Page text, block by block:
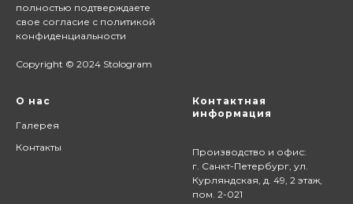
полностью подтверждаете
свое согласие с политикой
конфиденциальности
Copyright © 2024 Stologram
О нас
Галерея
Контакты
Контактная
информация
Производство и офис:
г. Санкт-Петербург, ул.
Курляндская, д. 49, 2 этаж,
пом. 2-021